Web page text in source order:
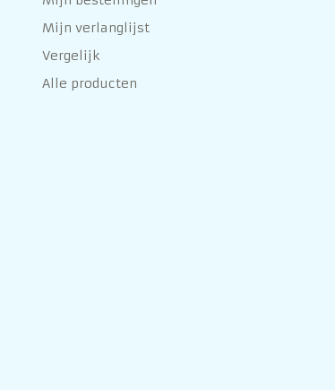
Mijn verlanglijst
Vergelijk
Alle producten